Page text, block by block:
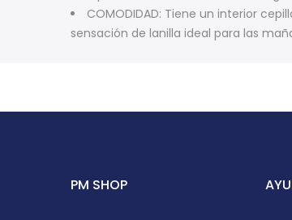
COMODIDAD: Tiene un interior
sensación de lanilla ideal para las
PM SHOP